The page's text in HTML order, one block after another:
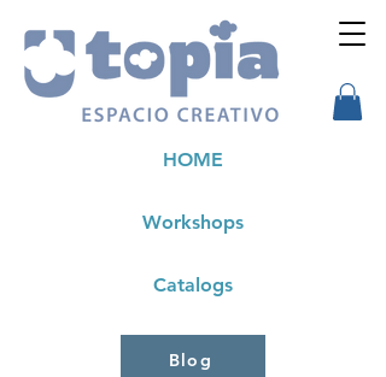
Workshops
HOME
Catalogs
Blog